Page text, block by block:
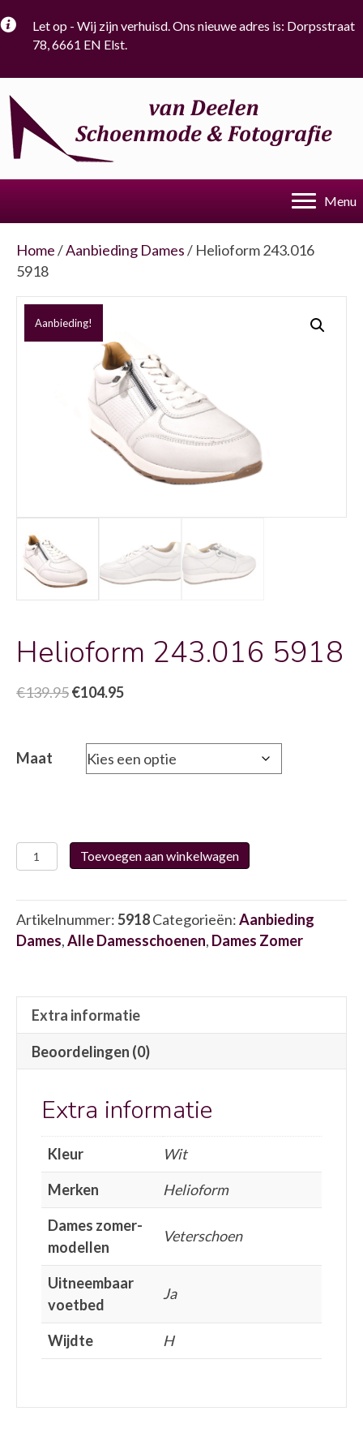
Let op - Wij zijn verhuisd. Ons nieuwe adres is: Dorpsstraat
78, 6661 EN Elst.
Menu
Home/Aanbieding Dames/ Helioform 243.016
5918
Aanbieding!
Helioform 243.016 5918
€139.95Oorspronkelijke
€139.95.
€104.95Huidige
€104.95.
Maat
Helioform
243.016
aantal
Toevoegen aan winkelwagen
Artikelnummer:5918Categorieën:Aanbieding
Dames,Alle Damesschoenen, Dames Zomer
Extra informatie
Beoordelingen (0)
Extra informatie
Kleur
Wit
Merken
Helioform
Dames zomer-
modellen
Veterschoen
Uitneembaar
voetbed
Ja
Wijdte H